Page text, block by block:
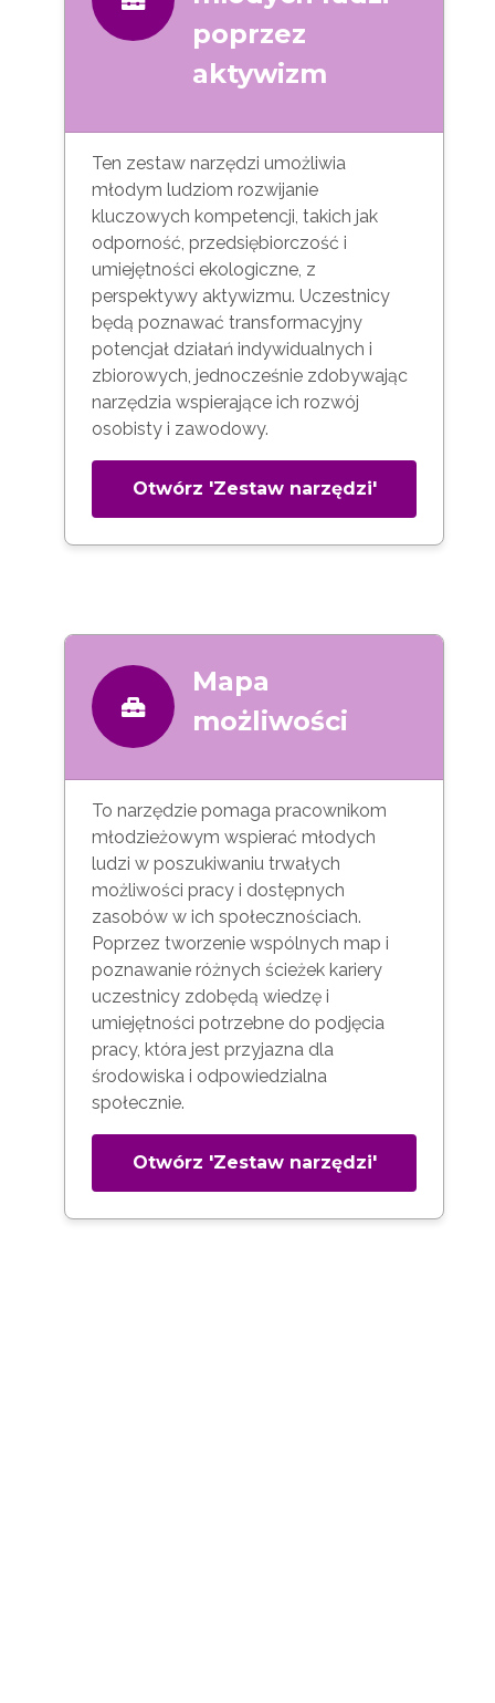
poprzez
aktywizm
Ten zestaw narzędzi umożliwia
młodym ludziom rozwijanie
kluczowych kompetencji, takich jak
odporność, przedsiębiorczość i
umiejętności ekologiczne, z
perspektywy aktywizmu. Uczestnicy
będą poznawać transformacyjny
potencjał działań indywidualnych i
zbiorowych, jednocześnie zdobywając
narzędzia wspierające ich rozwój
osobisty i zawodowy.
Otwórz 'Zestaw narzędzi'
Mapa
możliwości
To narzędzie pomaga pracownikom
młodzieżowym wspierać młodych
ludzi w poszukiwaniu trwałych
możliwości pracy i dostępnych
zasobów w ich społecznościach.
Poprzez tworzenie wspólnych map i
poznawanie różnych ścieżek kariery
uczestnicy zdobędą wiedzę i
umiejętności potrzebne do podjęcia
pracy, która jest przyjazna dla
środowiska i odpowiedzialna
społecznie.
Otwórz 'Zestaw narzędzi'